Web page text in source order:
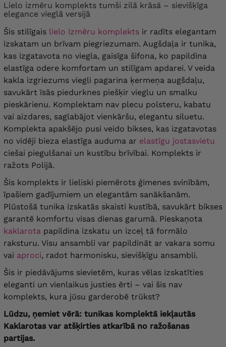
56
krūšu apkārtmērs 138 cm, gūžas apkārtmērs
152 cm, garums
42 cm
, bicepss 56 cm
, vidukļa apkārtmērs
92-140 cm, gūžas apkārtmērs 140 cm,
garums 101 cm, stāvoklis priekšā un
aizmugurē
29/34 cm, augšstilba apkārtmērs
78 cm, Kuba apkārtmērs 50 cm
58
Krūšu apkārtmērs 144 cm, gūžas apkārtmērs
158 cm, garums 92 cm, piedurknes garums
, bicepss 58 cm
, vidukļa apkārtmērs
46-146 cm, gūžas apkārtmērs 146 cm,
garums 102 cm, Stāvoklis priekšā un
aizmugurē
29/34 cm, augšstilba apkārtmērs
82 cm , potītes apkārtmērs 52 cm
60
Krūšu apkārtmērs 150 cm, gūžas apkārtmērs
100-152 cm, gūžas apkārtmērs 152 cm,
garums 102 cm, stāvoklis priekšā un
aizmugurē 29/34 cm, augšstilba apkārtmērs
84 cm, potītes apkārtmērs 54 cm
krūšu apkārtmērs 156 cm, gūžas apkārtmērs
170 cm, garums 92 cm, piedurknes garums
42 cm, bicepss 62 cm, vidukļa apkārtmērs
104-158 cm
, gūžas apkārtmērs 158 cm
garums 103 cm, stāvoklis priekšā un
aizmugurē
30/35 cm
, augšstilba apkārtmērs
86 cm, potītes apkārtmērs 54 cm
64
krūšu apkārtmērs 162 cm, gūžas apkārtmērs
42 cm, bicepss 64 cm, vidukļa apkārtmērs
108-164 cm, gūžas apkārtmērs 164 cm
stāvoklis priekšā un aizmugurē
Lielo izmēru komplekts tumši zilā krāsā – sievišķīga
elegance vieglā versijā
Šis stilīgais lielo izmēru komplekts ir radīts elegantam
izskatam un brīvam piegriezumam. Augšdaļa ir tunika,
kas izgatavota no viegla, gaisīga šifona, ko papildina
elastīga odere komfortam un stilīgam apdarei. V veida
kakla izgriezums viegli pagarina ķermeņa augšdaļu,
savukārt īsās piedurknes piešķir vieglu un smalku
pieskārienu. Komplektam nav plecu polsteru, kabatu
vai aizdares, saglabājot vienkāršu, elegantu siluetu.
Komplekta apakšējo pusi veido bikses, kas izgatavotas
no vidēji bieza elastīga auduma ar elastīgu jostasvietu
ciešai piegulšanai un kustību brīvībai. Komplekts ir
ražots Polijā.
Šis komplekts ir lieliski piemērots ģimenes svinībām,
īpašiem gadījumiem un elegantām sanākšanām.
Plūstošā tunika izskatās skaisti kustībā, savukārt bikses
garantē komfortu visas dienas garumā. Pieskaņota
kaklarota papildina izskatu un izceļ tā formālo
raksturu. Visu ansambli var papildināt ar vakara somu
vai aproci, radot harmonisku, sievišķīgu ansambli.
Šis ir piedāvājums sievietēm, kuras vēlas izskatīties
eleganti un vienlaikus justies ērti – vai šis nav
komplekts, kura jūsu garderobē trūkst?
Lūdzu, ņemiet vērā: tunikas komplektā iekļautās
Kaklarotas var atšķirties atkarībā no ražošanas
partijas.